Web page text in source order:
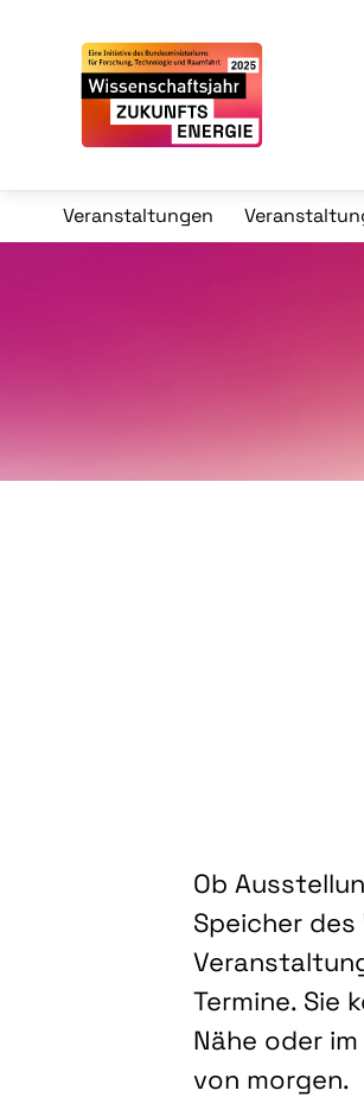
Veranstaltungen
Ob
Speicher
Termine. Sie
Nähe oder
von morgen.